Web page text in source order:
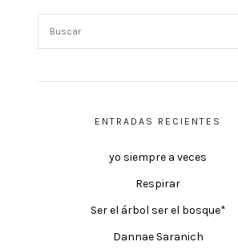
ENTRADAS RECIENTES
yo siempre a veces
Respirar
Ser el árbol ser el bosque*
Dannae Saranich